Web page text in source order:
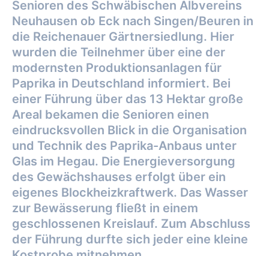
Senioren des Schwäbischen Albvereins
Neuhausen ob Eck nach Singen/Beuren in
die Reichenauer Gärtnersiedlung. Hier
wurden die Teilnehmer über eine der
modernsten Produktionsanlagen für
Paprika in Deutschland informiert. Bei
einer Führung über das 13 Hektar große
Areal bekamen die Senioren einen
eindrucksvollen Blick in die Organisation
und Technik des Paprika-Anbaus unter
Glas im Hegau. Die Energieversorgung
des Gewächshauses erfolgt über ein
eigenes Blockheizkraftwerk. Das Wasser
zur Bewässerung fließt in einem
geschlossenen Kreislauf. Zum Abschluss
der Führung durfte sich jeder eine kleine